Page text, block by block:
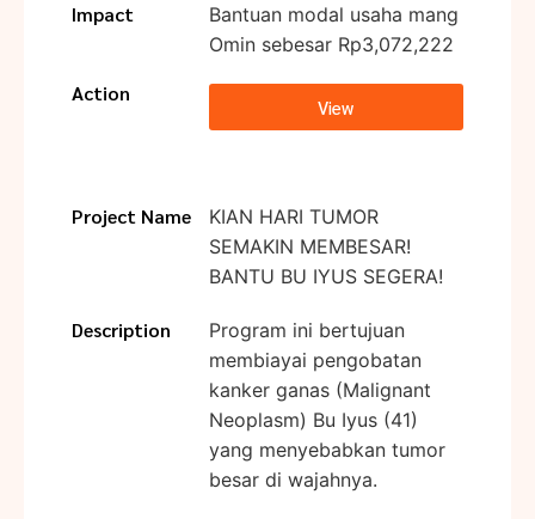
Impact
Bantuan modal usaha mang
Omin sebesar Rp3,072,222
Action
View
Project Name
KIAN HARI TUMOR
SEMAKIN MEMBESAR!
BANTU BU IYUS SEGERA!
Description
Program ini bertujuan
membiayai pengobatan
kanker ganas (Malignant
Neoplasm) Bu Iyus (41)
yang menyebabkan tumor
besar di wajahnya.